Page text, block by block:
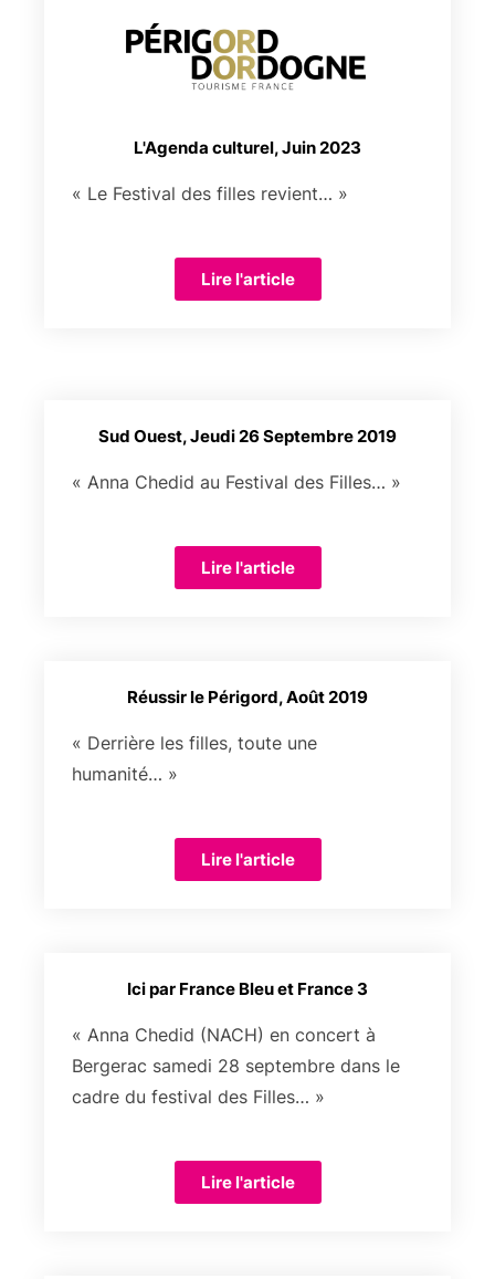
L'Agenda culturel, Juin 2023
« Le Festival des filles revient… »
Lire l'article
Sud Ouest, Jeudi 26 Septembre 2019
« Anna Chedid au Festival des Filles… »
Lire l'article
Réussir le Périgord, Août 2019
« Derrière les filles, toute une
humanité… »
Lire l'article
Ici par France Bleu et France 3
« Anna Chedid (NACH) en concert à
Bergerac samedi 28 septembre dans le
cadre du festival des Filles… »
Lire l'article